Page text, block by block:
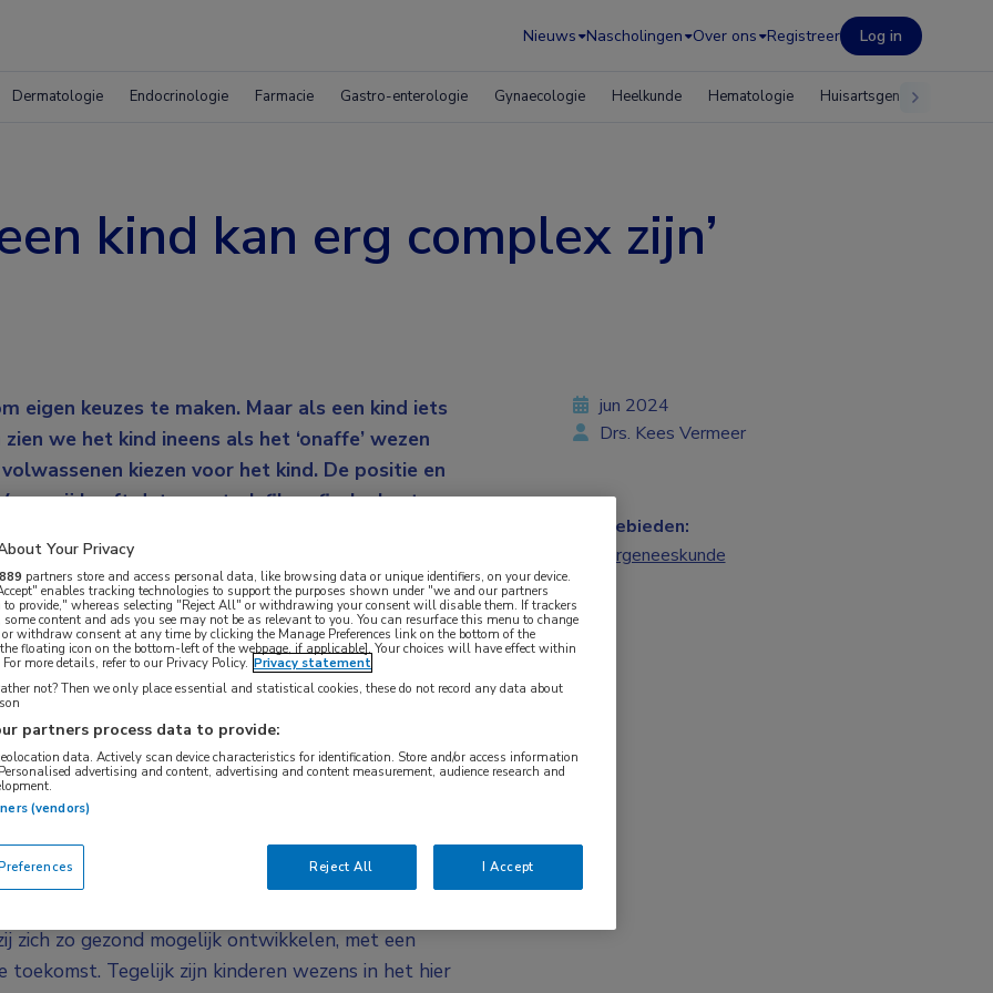
Nieuws Nascholingen Over ons Registreer Log in
Dermatologie Endocrinologie Farmacie Gastro-enterologie Gynaecologie Heelkunde Hematologie Huisartsgeneeskunde
kind kan erg complex zijn’
eigen keuzes te maken. Maar als een kind iets
we het kind ineens als het ‘onaffe’ wezen
kiezen voor het kind. De positie en
mij heeft dat een sterk filosofische kant:
in de kindergeneeskunde nauwelijks
ethicus prof. dr. Martine de Vries (LUMC). Zij is 2
hoofd van de afdeling Ethiek en Recht.
Ethiek en Gezondheid (CEG), een
en de Raad voor Volksgezondheid &
geneeskunde gecombineerd. Bij mijn opleiding
de vraag stellen: waarom zijn er
kleine volwassenen, hun lichaam is anders en
zijn. Maar voor De Vries is dat niet het
fysiek anders: het zijn wezens die op weg zijn
zich zo gezond mogelijk ontwikkelen, met een
toekomst. Tegelijk zijn kinderen wezens in het hier
jun 2024
Drs. Kees Vermeer
Vakgebieden:
Kindergeneeskunde
Your Privacy
889 partners store and access personal data, like browsing data or unique identifiers, on your device.
enables tracking technologies to support the purposes shown under "we and our partners
to provide," whereas selecting "Reject All" or withdrawing your consent will disable them. If trackers
some content and ads you see may not be as relevant to you. You can resurface this menu to change
or withdraw consent at any time by clicking the Manage Preferences link on the bottom of the
floating icon on the bottom-left of the webpage, if applicable]. Your choices will have effect within
more details, refer to our Privacy Policy. Privacy statement
not? Then we only place essential and statistical cookies, these do not record any data about
partners process data to provide:
data. Actively scan device characteristics for identification. Store and/or access information
advertising and content, advertising and content measurement, audience research and
(vendors)
Reject All I Accept